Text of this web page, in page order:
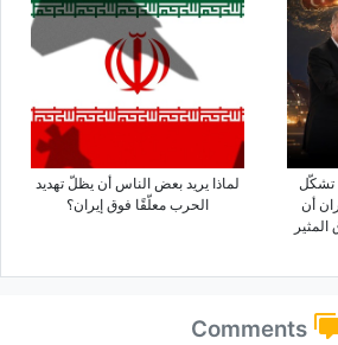
تشکّل
أن
المثیر
لماذا یرید بعض الناس أن یظلّ تهدید
الحرب معلّقًا فوق إیران؟
Comments